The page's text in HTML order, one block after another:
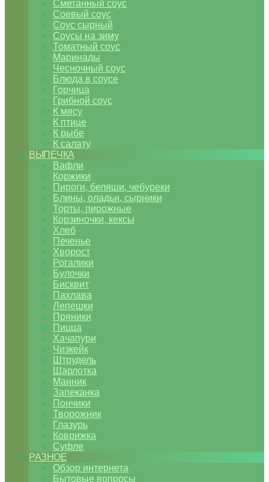
Сметанный соус
Соевый соус
Соус сырный
Соусы на зиму
Томатный соус
Маринады
Чесночный соус
Блюда в соусе
Горчица
Грибной соус
К мясу
К птице
К рыбе
К салату
ВЫПЕЧКА
Вафли
Коржики
Пироги, беляши, чебуреки
Блины, оладьи, сырники
Торты, пирожные
Корзиночки, кексы
Хлеб
Печенье
Хворост
Рогалики
Булочки
Бисквит
Пахлава
Лепешки
Пряники
Пицца
Хачапури
Чизкейк
Штрудель
Шарлотка
Манник
Запеканка
Пончики
Творожник
Глазурь
Коврижка
Суфле
РАЗНОЕ
Обзор интернета
Бытовые вопросы